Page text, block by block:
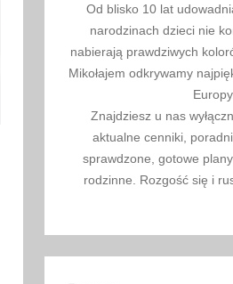
Od blisko 10 lat
narodzinach dzieci nie
nabierają prawdziwych
Mikołajem odkrywamy
Europy.
Znajdziesz u nas
aktualne cenniki,
sprawdzone, gotowe
rodzinne. Rozgość się i